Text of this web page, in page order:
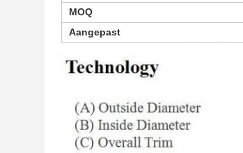
MOQ
Aangepast